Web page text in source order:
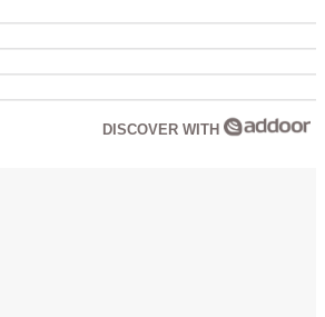
DISCOVER WITH